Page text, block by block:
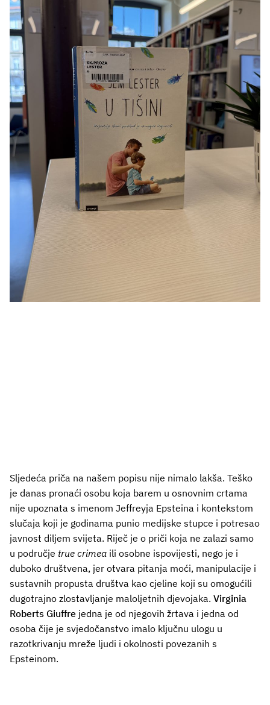
Sljedeća priča na našem popisu nije nimalo lakša. Teško
je danas pronaći osobu koja barem u osnovnim crtama
nije upoznata s imenom Jeffreyja Epsteina i kontekstom
slučaja koji je godinama punio medijske stupce i potresao
javnost diljem svijeta. Riječ je o priči koja ne zalazi samo
u područje true crimea ili osobne ispovijesti, nego je i
duboko društvena, jer otvara pitanja moći, manipulacije i
sustavnih propusta društva kao cjeline koji su omogućili
dugotrajno zlostavljanje maloljetnih djevojaka. Virginia
Roberts Giuffre jedna je od njegovih žrtava i jedna od
osoba čije je svjedočanstvo imalo ključnu ulogu u
razotkrivanju mreže ljudi i okolnosti povezanih s
Epsteinom.